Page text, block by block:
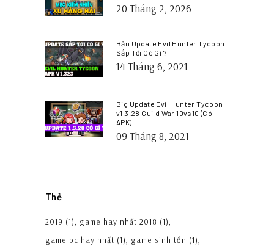
20 Tháng 2, 2026
Bản Update Evil Hunter Tycoon
Sắp Tới Có Gì ?
14 Tháng 6, 2021
Big Update Evil Hunter Tycoon
v1.3.28 Guild War 10vs10 (Có
APK)
09 Tháng 8, 2021
Thẻ
2019 (1) game hay nhất 2018 (1)
game pc hay nhất (1) game sinh tồn (1)